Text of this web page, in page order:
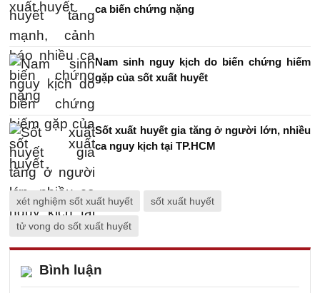
ca biến chứng nặng
Nam sinh nguy kịch do biến chứng hiếm
gặp của sốt xuất huyết
Sốt xuất huyết gia tăng ở người lớn, nhiều
ca nguy kịch tại TP.HCM
xét nghiệm sốt xuất huyết sốt xuất huyết
tử vong do sốt xuất huyết
Bình luận